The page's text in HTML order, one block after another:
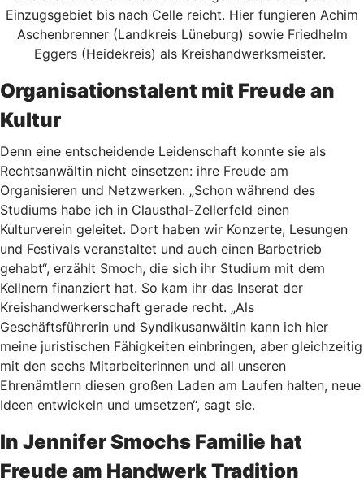
Einzugsgebiet bis nach Celle reicht. Hier fungieren Achim
Aschenbrenner (Landkreis Lüneburg) sowie Friedhelm
Eggers (Heidekreis) als Kreishandwerksmeister.
Organisationstalent mit Freude an
Kultur
Denn eine entscheidende Leidenschaft konnte sie als
Rechtsanwältin nicht einsetzen: ihre Freude am
Organisieren und Netzwerken. „Schon während des
Studiums habe ich in Clausthal-Zellerfeld einen
Kulturverein geleitet. Dort haben wir Konzerte, Lesungen
und Festivals veranstaltet und auch einen Barbetrieb
gehabt“, erzählt Smoch, die sich ihr Studium mit dem
Kellnern finanziert hat. So kam ihr das Inserat der
Kreishandwerkerschaft gerade recht. „Als
Geschäftsführerin und Syndikusanwältin kann ich hier
meine juristischen Fähigkeiten einbringen, aber gleichzeitig
mit den sechs Mitarbeiterinnen und all unseren
Ehrenämtlern diesen großen Laden am Laufen halten, neue
Ideen entwickeln und umsetzen“, sagt sie.
In Jennifer Smochs Familie hat
Freude am Handwerk Tradition